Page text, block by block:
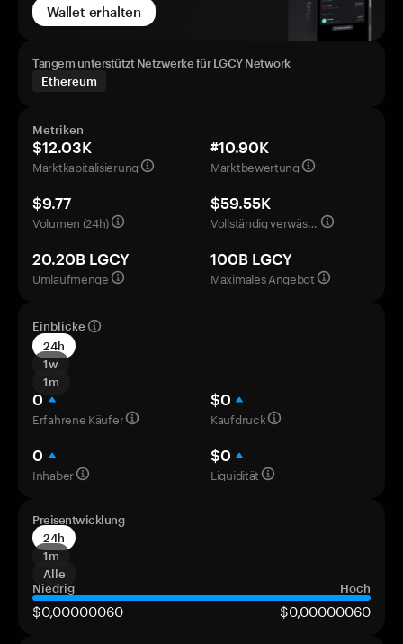
Wallet erhalten
Tangem unterstützt Netzwerke für LGCY Network
Ethereum
Metriken
$12.03K
Marktkapitalisierung
#10.90K
Marktbewertung
$9.77
Volumen (24h)
$59.55K
Vollständig verwässerte Bewertung
20.20B LGCY
Umlaufmenge
100B LGCY
Maximales Angebot
Einblicke
24h
1w
1m
0
Erfahrene Käufer
$0
Kaufdruck
0
Inhaber
$0
Liquidität
Preisentwicklung
24h
1m
Alle
Niedrig
Hoch
$0,00000060 $0,00000060